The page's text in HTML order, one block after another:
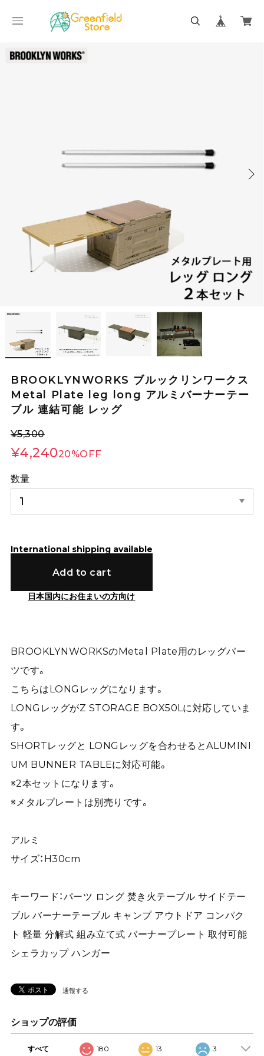
BROOKLYNWORKS ブルックリンワークス
Metal Plate leg long アルミバーナーテー
ブル 連結可能 レッグ
¥5,300
¥4,24020%OFF
数量
International shipping available
Add to cart
日本国内にお住まいの方向け
BROOKLYNWORKSのMetal Plate用のレッグパー
ツです。
こちらはLONGレッグになります。
LONGレッグがZ STORAGE BOX50Lに対応していま
す。
SHORTレッグと LONGレッグを合わせるとALUMINI
UM BUNNER TABLEに対応可能。
※2本セットになります。
※メタルプレートは別売りです。
アルミ
サイズ：H30cm
キーワード：パーツ ロング 焚き火テーブル サイドテー
ブル バーナーテーブル キャンプ アウトドア コンパク
ト 軽量 分解式 組み立て式 バーナープレート 取付可能
シェラカップ ハンガー
通報する
ショップの評価
すべて 180 13 3